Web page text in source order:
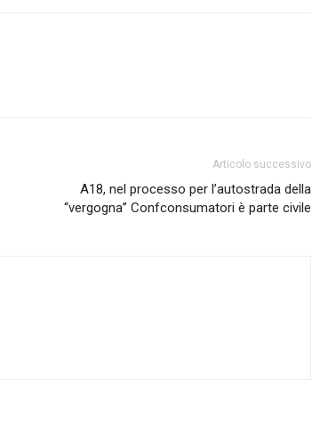
Articolo successivo
A18, nel processo per l’autostrada della
“vergogna” Confconsumatori è parte civile